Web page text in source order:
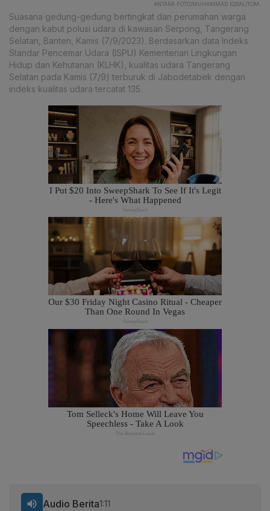
ANTARA FOTO/MUHAMMAD IQBAL/TOM.
Suasana gedung-gedung bertingkat dan perumahan warga
dengan kabut polusi udara di kawasan Serpong, Tangerang
Selatan, Banten, Kamis (7/9/2023). Berdasarkan data Indeks
Standar Pencemar Udara (ISPU) Kementerian Lingkungan
Hidup dan Kehutanan (KLHK), kualitas udara Tangerang
Selatan pada Kamis (7/9) terburuk di Jabodetabek dengan
indeks kualitas udara tercatat 135.
Audio Berita1:11